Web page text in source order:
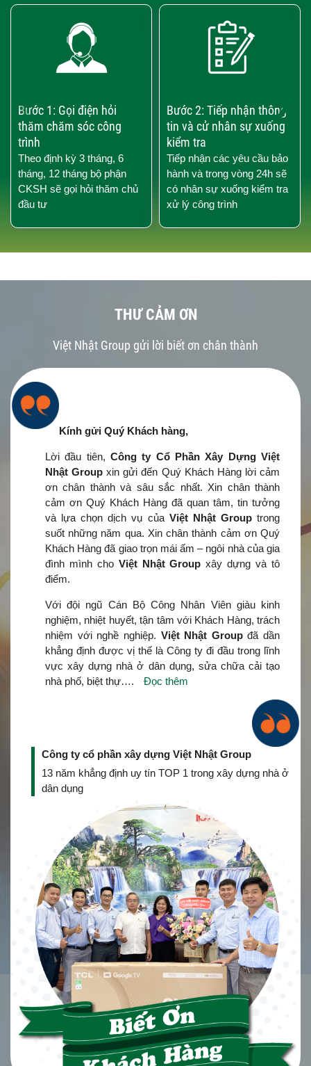
Bước 1: Gọi điện hỏi
thăm chăm sóc công
trình
Theo định kỳ 3 tháng, 6
tháng, 12 tháng bộ phận
CKSH sẽ gọi hỏi thăm chủ
đầu tư
Bước 2: Tiếp nhận thông
tin và cử nhân sự xuống
kiểm tra
Tiếp nhận các yêu cầu bảo
hành và trong vòng 24h sẽ
có nhân sự xuống kiểm tra
xử lý công trình
›
‹
THƯ CẢM ƠN
Việt Nhật Group gửi lời biết ơn chân thành
Kính gửi Quý Khách hàng,
Lời đầu tiên, Công ty Cổ Phần Xây Dựng Việt
Nhật Group xin gửi đến Quý Khách Hàng lời cảm
ơn chân thành và sâu sắc nhất. Xin chân thành
cảm ơn Quý Khách Hàng đã quan tâm, tin tưởng
và lựa chọn dịch vụ của Việt Nhật Grouptrong
suốt những năm qua. Xin chân thành cảm ơn Quý
Khách Hàng đã giao trọn mái ấm – ngôi nhà của gia
đình mình cho Việt Nhật Group xây dựng và tô
điểm.
Với đội ngũ Cán Bộ Công Nhân Viên giàu kinh
nghiệm, nhiệt huyết, tận tâm với Khách Hàng, trách
nhiệm với nghề nghiệp. Việt Nhật Groupđã dần
khẳng định được vị thế là Công ty đi đầu trong lĩnh
vực xây dựng nhà ở dân dụng, sửa chữa cải tạo
nhà phố, biệt thự….
Đọc thêm
Công ty cổ phần xây dựng Việt Nhật Group
13 năm khẳng định uy tín TOP 1 trong xây dựng nhà ở
dân dụng